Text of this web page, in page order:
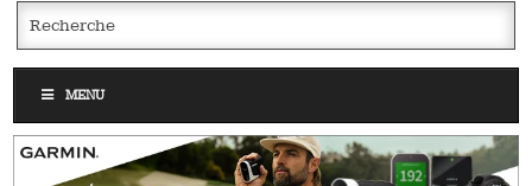
MENU